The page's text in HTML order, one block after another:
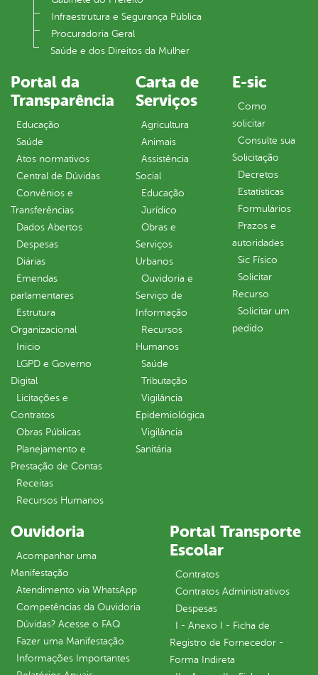
Infraestrutura e Segurança Pública
Procuradoria Geral
Saúde e dos Direitos da Mulher
Portal da
Transparência
Educação
Saúde
Atos normativos
Central de Dúvidas
Convênios e
Transferências
Dados Abertos
Despesas
Diárias
Emendas
parlamentares
Estrutura
Organizacional
Inicio
LGPD e Governo
Digital
Licitações e
Contratos
Obras Públicas
Planejamento e
Prestação de Contas
Receitas
Recursos Humanos
Carta de
Serviços
Agricultura
Animais
Assistência
Social
Educação
Jurídico
Obras e
Serviços
Urbanos
Ouvidoria e
Serviço de
Informação
Recursos
Humanos
Saúde
Tributação
Vigilância
Epidemiológica
Vigilância
Sanitária
E-sic
Como
solicitar
Consulte sua
Solicitação
Decretos
Estatísticas
Formulários
Prazos e
autoridades
Sic Físico
Solicitar
Recurso
Solicitar um
pedido
Ouvidoria
Acompanhar uma
Manifestação
Atendimento via WhatsApp
Competências da Ouvidoria
Dúvidas? Acesse o FAQ
Fazer uma Manifestação
Informações Importantes
Portal Transporte
Escolar
Contratos
Contratos Administrativos
Despesas
I - Anexo I - Ficha de
Registro de Fornecedor -
Forma Indireta